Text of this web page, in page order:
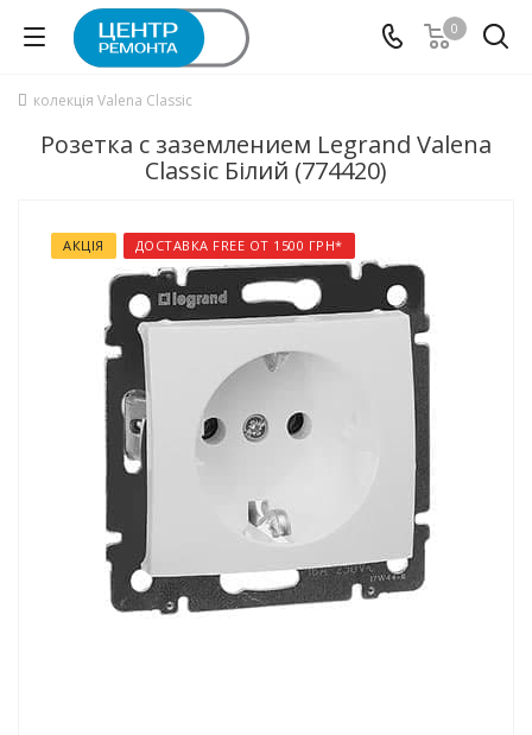
0
колекція Valena Classic
Розетка с заземлением Legrand Valena
Classic Білий (774420)
АКЦІЯ ДОСТАВКА FREE ОТ 1500 ГРН*